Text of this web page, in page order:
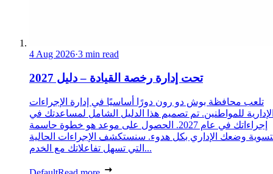
4 Aug 2026·3 min read
تحت إدارة رخصة القيادة – دليل 2027
تلعب محافظة بوش دو رون دورًا أساسيًا في إدارة الإجراءات
للمواطنين. تم تصميم هذا الدليل الشامل لمساعدتك في
إجراءاتك في عام 2027. الحصول على موعد هو خطوة حاسمة
وضعك الإداري بكل هدوء. سنستكشف الإجراءات الحالية
التي تسهل تفاعلاتك مع الخدم...